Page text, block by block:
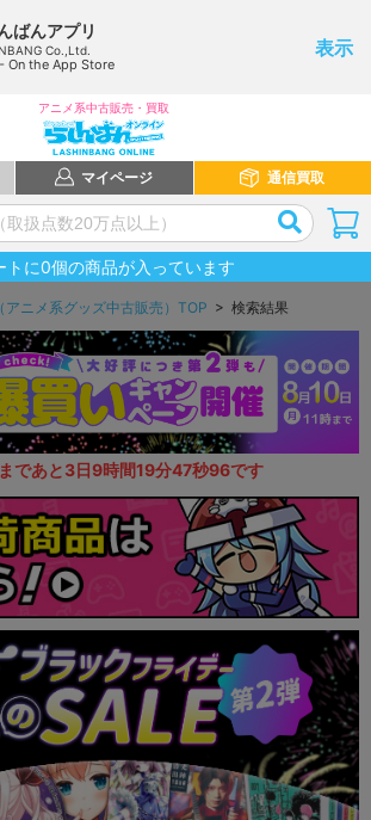
ばんアプリ
Co.,Ltd.
- On the App Store
表示
アニメ系中古販売・買取
マイページ 通信買取
トに0個の商品が入っています
アニメ系グッズ中古販売）TOP > 検索結果
であと3日9時間19分46秒62です